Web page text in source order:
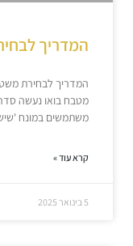
המדריך
המדריך לבחירת
מטבח בואו נעשה
משתמשים במונח
קרא עוד »
5 בינואר 2025